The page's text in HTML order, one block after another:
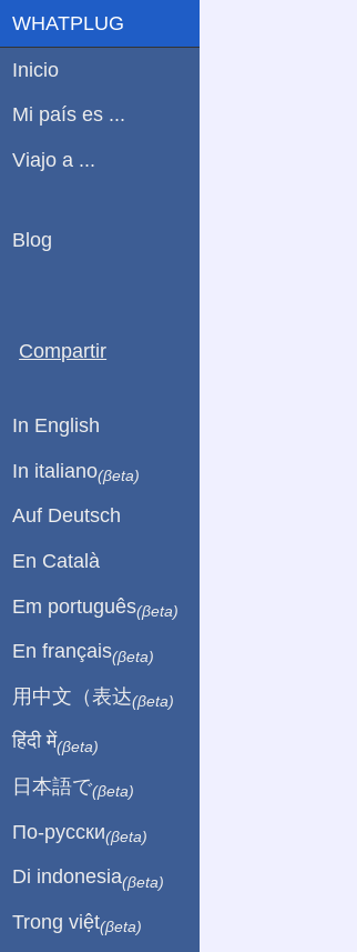
WHATPLUG
Inicio
Mi país es ...
Viajo a ...
Blog
Compartir
In English
In italiano(βeta)
Auf Deutsch
En Català
Em português(βeta)
En français(βeta)
用中文（表达(βeta)
हिंदी में(βeta)
日本語で(βeta)
По-русски(βeta)
Di indonesia(βeta)
Trong việt(βeta)